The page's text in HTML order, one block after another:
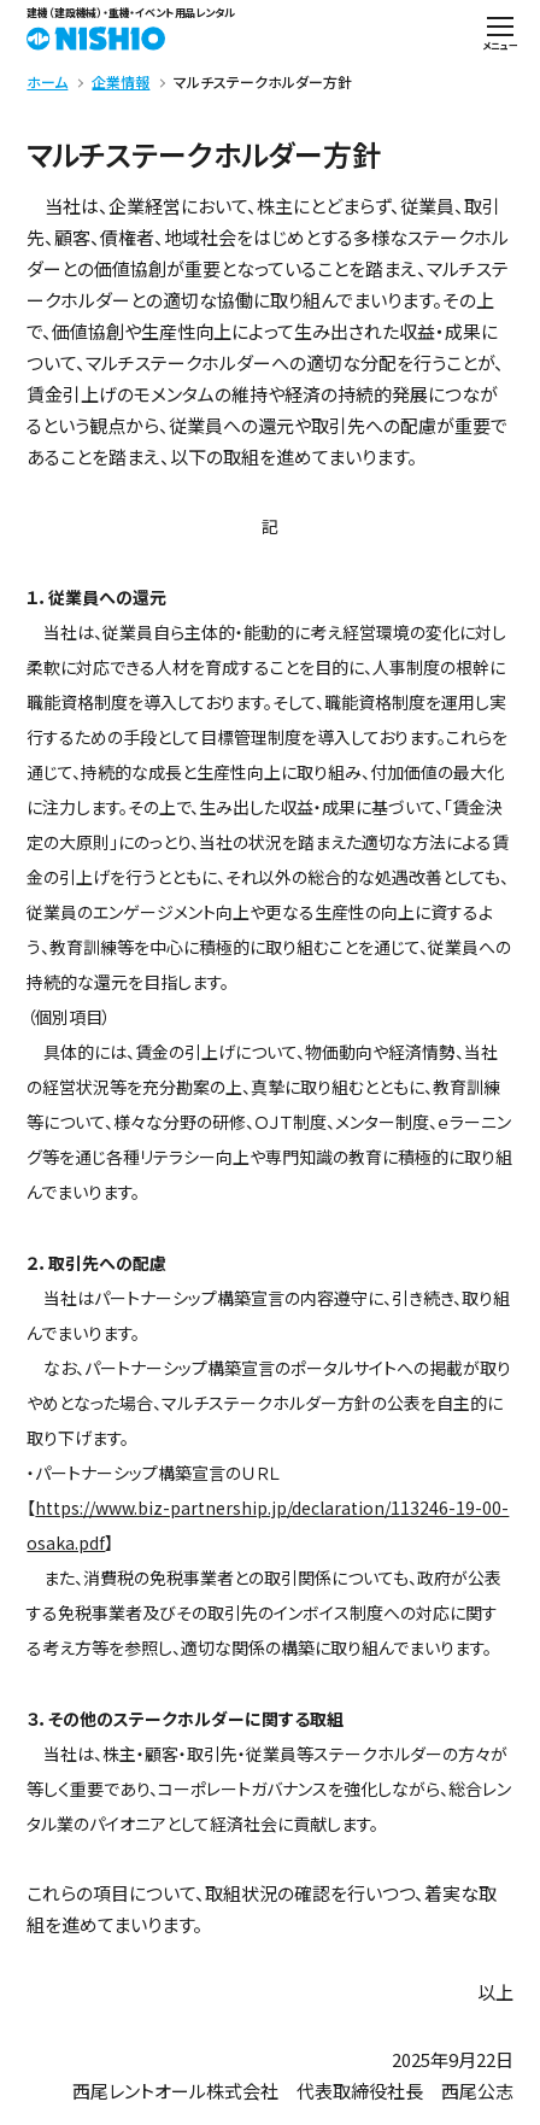
建機（建設機械）・重機・イベント用品レンタル
メニュー
ホーム 企業情報 マルチステークホルダー方針
マルチステークホルダー方針
当社は、企業経営において、株主にとどまらず、従業員、取引
先、顧客、債権者、地域社会をはじめとする多様なステークホル
ダーとの価値協創が重要となっていることを踏まえ、マルチステ
ークホルダーとの適切な協働に取り組んでまいります。その上
で、価値協創や生産性向上によって生み出された収益・成果に
ついて、マルチステークホルダーへの適切な分配を行うことが、
賃金引上げのモメンタムの維持や経済の持続的発展につなが
るという観点から、従業員への還元や取引先への配慮が重要で
あることを踏まえ、以下の取組を進めてまいります。
記
１．従業員への還元
当社は、従業員自ら主体的・能動的に考え経営環境の変化に対し
柔軟に対応できる人材を育成することを目的に、人事制度の根幹に
職能資格制度を導入しております。そして、職能資格制度を運用し実
行するための手段として目標管理制度を導入しております。これらを
通じて、持続的な成長と生産性向上に取り組み、付加価値の最大化
に注力します。その上で、生み出した収益・成果に基づいて、「賃金決
定の大原則」にのっとり、当社の状況を踏まえた適切な方法による賃
金の引上げを行うとともに、それ以外の総合的な処遇改善としても、
従業員のエンゲージメント向上や更なる生産性の向上に資するよ
う、教育訓練等を中心に積極的に取り組むことを通じて、従業員への
持続的な還元を目指します。
（個別項目）
具体的には、賃金の引上げについて、物価動向や経済情勢、当社
の経営状況等を充分勘案の上、真摯に取り組むとともに、教育訓練
等について、様々な分野の研修、ＯＪＴ制度、メンター制度、ｅラーニン
グ等を通じ各種リテラシー向上や専門知識の教育に積極的に取り組
んでまいります。
２．取引先への配慮
当社はパートナーシップ構築宣言の内容遵守に、引き続き、取り組
んでまいります。
なお、パートナーシップ構築宣言のポータルサイトへの掲載が取り
やめとなった場合、マルチステークホルダー方針の公表を自主的に
取り下げます。
・パートナーシップ構築宣言のＵＲＬ
【https://www.biz-partnership.jp/declaration/113246-19-00-
osaka.pdf】
また、消費税の免税事業者との取引関係についても、政府が公表
する免税事業者及びその取引先のインボイス制度への対応に関す
る考え方等を参照し、適切な関係の構築に取り組んでまいります。
３．その他のステークホルダーに関する取組
当社は、株主・顧客・取引先・従業員等ステークホルダーの方々が
等しく重要であり、コーポレートガバナンスを強化しながら、総合レン
タル業のパイオニアとして経済社会に貢献します。
これらの項目について、取組状況の確認を行いつつ、着実な取
組を進めてまいります。
以上
2025年9月22日
西尾レントオール株式会社 代表取締役社長 西尾公志